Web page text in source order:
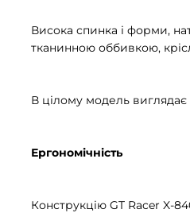
Висока спинка і форми,
тканинною оббивкою,
В цілому модель
Ергономічність
Конструкцію GT Racer X-